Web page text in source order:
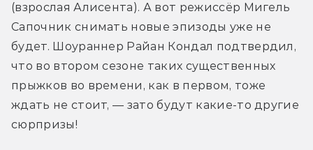
(взрослая Алисента). А вот режиссёр Мигель
Сапочник снимать новые эпизоды уже не
будет. Шоураннер Райан Кондал подтвердил,
что во втором сезоне таких существенных
прыжков во времени, как в первом, тоже
ждать не стоит, — зато будут какие-то другие
сюрпризы!